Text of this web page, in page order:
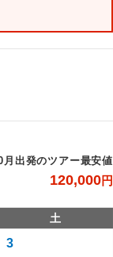
月出発のツアー最安値
120,000円
土
3